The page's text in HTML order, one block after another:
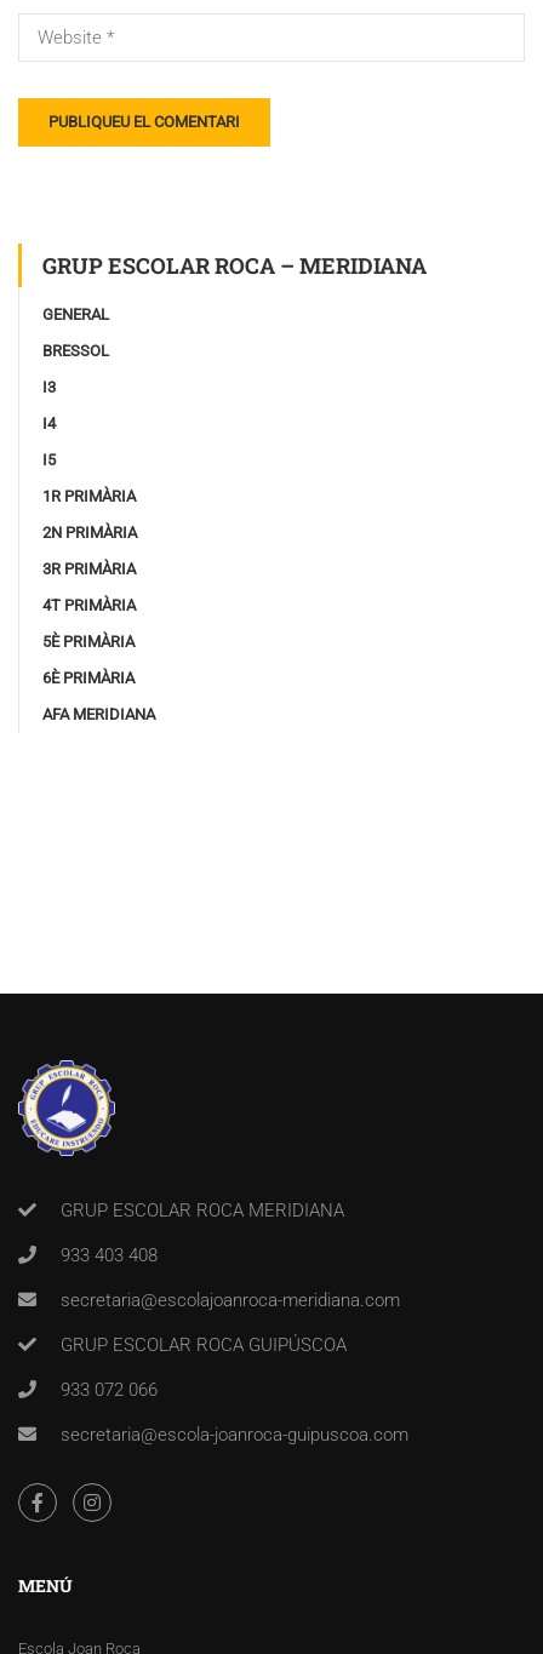
GRUP ESCOLAR ROCA – MERIDIANA
GENERAL
BRESSOL
I3
I4
I5
1R PRIMÀRIA
2N PRIMÀRIA
3R PRIMÀRIA
4T PRIMÀRIA
5È PRIMÀRIA
6È PRIMÀRIA
AFA MERIDIANA
GRUP ESCOLAR ROCA MERIDIANA
933 403 408
secretaria@escolajoanroca-meridiana.com
GRUP ESCOLAR ROCA GUIPÚSCOA
933 072 066
secretaria@escola-joanroca-guipuscoa.com
MENÚ
Escola Joan Roca